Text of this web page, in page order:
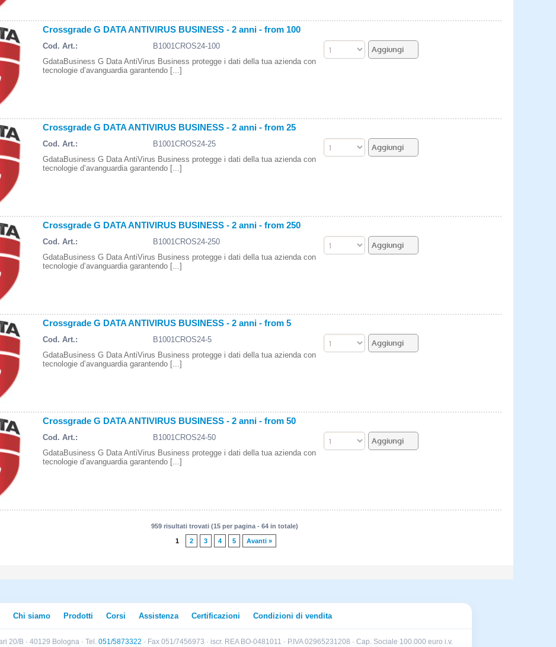
Crossgrade G DATA ANTIVIRUS BUSINESS - 2 anni - from 100
Cod. Art.:
B1001CROS24-100
GdataBusiness G Data AntiVirus Business protegge i dati della tua azienda con
tecnologie d’avanguardia garantendo [...]
Crossgrade G DATA ANTIVIRUS BUSINESS - 2 anni - from 25
Cod. Art.:
B1001CROS24-25
GdataBusiness G Data AntiVirus Business protegge i dati della tua azienda con
tecnologie d’avanguardia garantendo [...]
Crossgrade G DATA ANTIVIRUS BUSINESS - 2 anni - from 250
Cod. Art.:
B1001CROS24-250
GdataBusiness G Data AntiVirus Business protegge i dati della tua azienda con
tecnologie d’avanguardia garantendo [...]
Crossgrade G DATA ANTIVIRUS BUSINESS - 2 anni - from 5
Cod. Art.:
B1001CROS24-5
GdataBusiness G Data AntiVirus Business protegge i dati della tua azienda con
tecnologie d’avanguardia garantendo [...]
Crossgrade G DATA ANTIVIRUS BUSINESS - 2 anni - from 50
Cod. Art.:
B1001CROS24-50
GdataBusiness G Data AntiVirus Business protegge i dati della tua azienda con
tecnologie d’avanguardia garantendo [...]
959 risultati trovati (15 per pagina - 64 in totale)
1 2 3 4 5 Avanti »
Chi siamo Prodotti Corsi Assistenza Certificazioni Condizioni di vendita
20/B · 40129 Bologna · Tel. 051/5873322 · Fax 051/7456973 · iscr. REA BO-0481011 · P.IVA 02965231208 · Cap. Sociale 100.000 euro i.v.